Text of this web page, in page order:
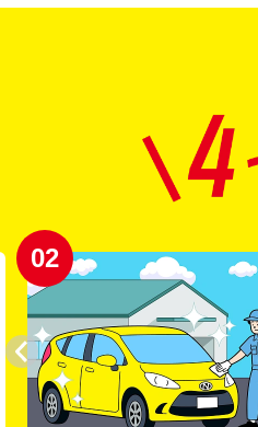
02